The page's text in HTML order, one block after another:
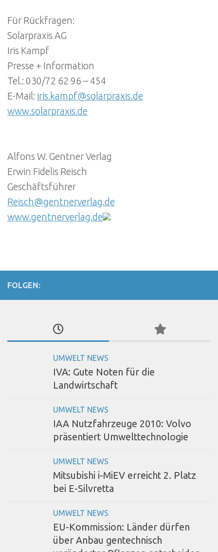
Für Rückfragen:
Solarpraxis AG
Iris Kampf
Presse + Information
Tel.: 030/72 62 96 – 454
E-Mail: iris.kampf@solarpraxis.de
www.solarpraxis.de
Alfons W. Gentner Verlag
Erwin Fidelis Reisch
Geschäftsführer
Reisch@gentnerverlag.de
www.gentnerverlag.de
FOLGEN:
UMWELT NEWS
IVA: Gute Noten für die
Landwirtschaft
UMWELT NEWS
IAA Nutzfahrzeuge 2010: Volvo
präsentiert Umwelttechnologie
UMWELT NEWS
Mitsubishi i-MiEV erreicht 2. Platz
bei E-Silvretta
UMWELT NEWS
EU-Kommission: Länder dürfen
über Anbau gentechnisch